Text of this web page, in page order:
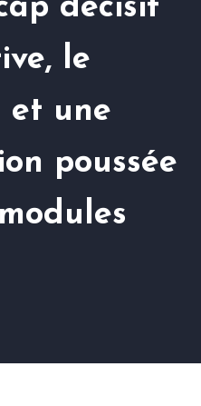
décisif
le
et une
poussée